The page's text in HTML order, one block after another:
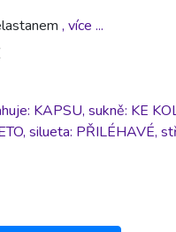
, více ...
KAPSU, sukně: KE
silueta: PŘILÉHAVÉ,